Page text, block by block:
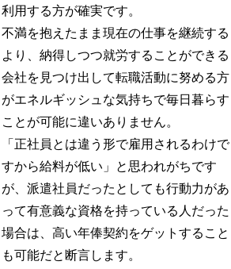
利用する方が確実です。
不満を抱えたまま現在の仕事を継続する
より、納得しつつ就労することができる
会社を見つけ出して転職活動に努める方
がエネルギッシュな気持ちで毎日暮らす
ことが可能に違いありません。
「正社員とは違う形で雇用されるわけで
すから給料が低い」と思われがちです
が、派遣社員だったとしても行動力があ
って有意義な資格を持っている人だった
場合は、高い年俸契約をゲットすること
も可能だと断言します。